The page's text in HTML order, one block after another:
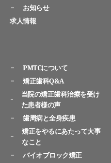
お知らせ
求人情報
PMTCについて
矯正歯科Q&A
当院の矯正歯科治療を受け
た患者様の声
歯周病と全身疾患
矯正をやるにあたって大事
なこと
バイオブロック矯正